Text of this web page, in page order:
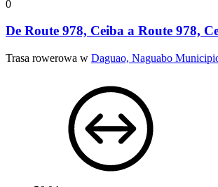
0
De Route 978, Ceiba a Route 978,
Trasa rowerowa w Daguao, Naguabo